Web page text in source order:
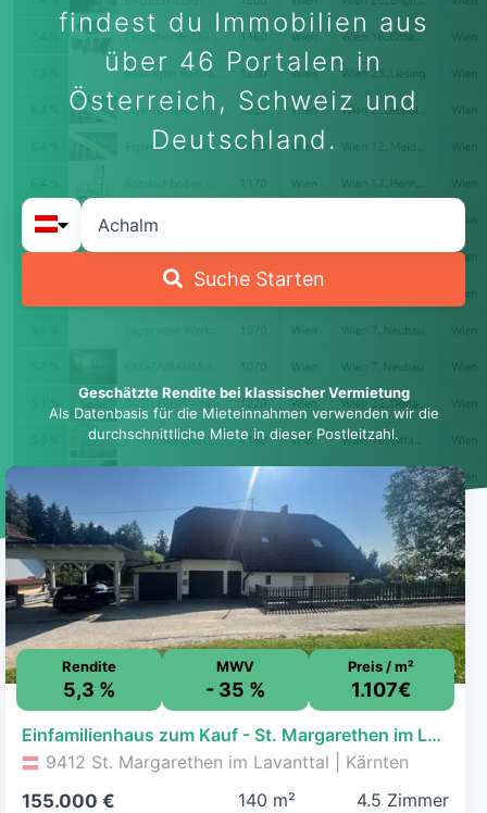
findest du Immobilien aus
über 46 Portalen in
Österreich, Schweiz und
Deutschland.
Suche Starten
Geschätzte Rendite bei klassischer Vermietung
Als Datenbasis für die Mieteinnahmen verwenden wir die
durchschnittliche Miete in dieser Postleitzahl.
Rendite
5,3 %
MWV
- 35 %
Preis / m²
1.107€
Einfamilienhaus zum Kauf - St. Margarethen im Lavanttal - 155.000 € - 4,5 Zimmer, 140 m², 1.002 m² Grundstück
9412 St. Margarethen im Lavanttal | Kärnten
155.000 €
140 m² 4.5 Zimmer